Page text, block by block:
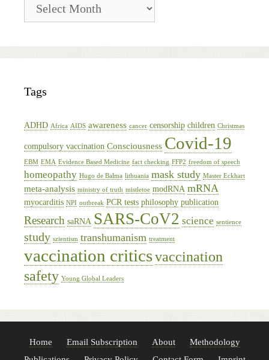
Archive
Tags
ADHD Africa AIDS awareness cancer censorship children Christmas
compulsory vaccination Consciousness Covid-19
EBM EMA Evidence Based Medicine fact checking FFP2 freedom of speech
homeopathy Hugo de Balma lithuania mask study Master Eckhart
meta-analysis ministry of truth mistletoe modRNA mRNA
myocarditis NPI outbreak PCR tests philosophy publication
Research saRNA SARS-CoV2 science sentience
study szientism transhumanism treatment
vaccination criticsvaccination
safety Young Global Leaders
Home Email Subscription About
Methodology